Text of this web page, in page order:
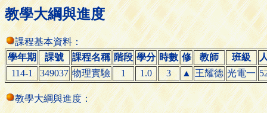
教學大綱與進度
課程基本資料：
學年期
課號 課程名稱 階段 學分 時數 修 教師 班級
114-1
349037 物理實驗 1 1.0 3 ▲ 王耀德 光電一
教學大綱與進度：